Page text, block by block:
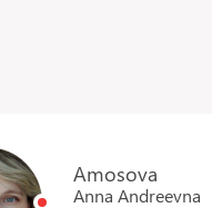
Amosova
Anna Andreevna